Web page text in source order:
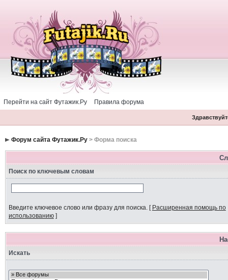
Перейти на сайт Футажик.Ру Правила форума
Форум сайта Футажик.Ру> Форма поиска
Поиск по ключевым словам
Введите ключевое слово или фразу для поиска.[ Расширенная помощь по
использованию]
Искать